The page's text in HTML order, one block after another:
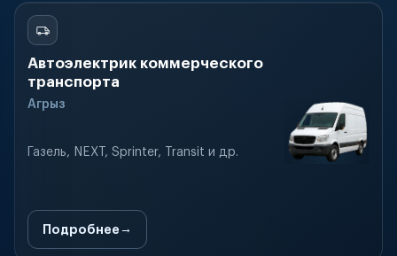
Автоэлектрик коммерческого
транспорта
Агрыз
Газель, NEXT, Sprinter, Transit и др.
Подробнее